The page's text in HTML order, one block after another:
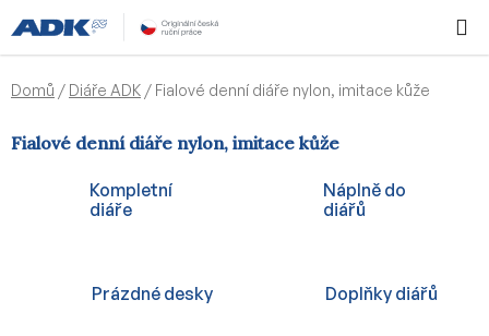
na
obsah
KOŠÍK
Domů / Diáře ADK / Fialové denní diáře nylon, imitace kůže
Fialové denní diáře nylon, imitace kůže
Kompletní
diáře
Náplně do
diářů
Prázdné desky Doplňky diářů